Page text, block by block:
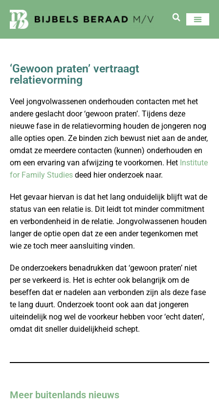
‘Gewoon praten’ vertraagt
relatievorming
Veel jongvolwassenen onderhouden contacten met het
andere geslacht door ‘gewoon praten’. Tijdens deze
nieuwe fase in de relatievorming houden de jongeren nog
alle opties open. Ze binden zich bewust niet aan de ander,
omdat ze meerdere contacten (kunnen) onderhouden en
om een ervaring van afwijzing te voorkomen. Het Institute
for Family Studies deed hier onderzoek naar.
Het gevaar hiervan is dat het lang onduidelijk blijft wat de
status van een relatie is. Dit leidt tot minder commitment
en verbondenheid in de relatie. Jongvolwassenen houden
langer de optie open dat ze een ander tegenkomen met
wie ze toch meer aansluiting vinden.
De onderzoekers benadrukken dat ‘gewoon praten’ niet
per se verkeerd is. Het is echter ook belangrijk om de
beseffen dat er nadelen aan verbonden zijn als deze fase
te lang duurt. Onderzoek toont ook aan dat jongeren
uiteindelijk nog wel de voorkeur hebben voor ‘echt daten’,
omdat dit sneller duidelijkheid schept.
Meer buitenlands nieuws